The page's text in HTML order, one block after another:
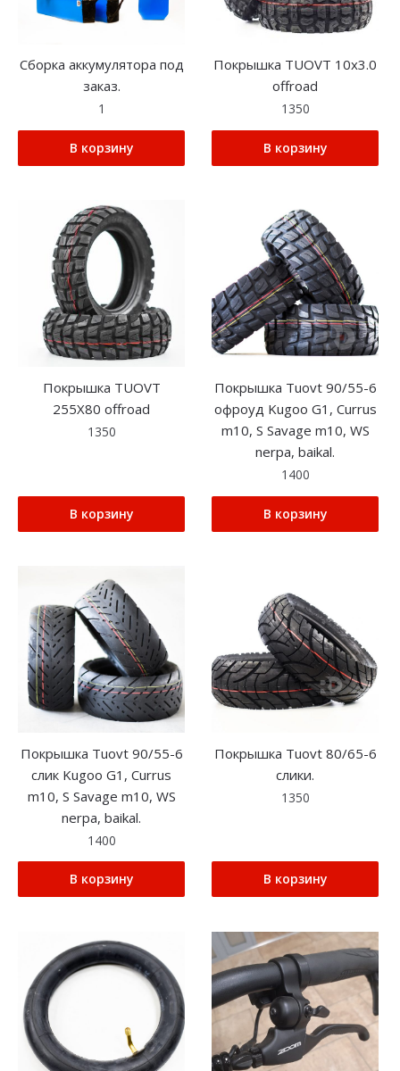
Сборка аккумулятора под
заказ.
1
В корзину
Покрышка TUOVT 10х3.0
offroad
1350
В корзину
Покрышка TUOVT
255X80 offroad
1350
В корзину
Покрышка Tuovt 90/55-6
офроуд Kugoo G1, Currus
m10, S Savage m10, WS
nerpa, baikal.
1400
В корзину
Покрышка Tuovt 90/55-6
слик Kugoo G1, Currus
m10, S Savage m10, WS
nerpa, baikal.
1400
В корзину
Покрышка Tuovt 80/65-6
слики.
1350
В корзину